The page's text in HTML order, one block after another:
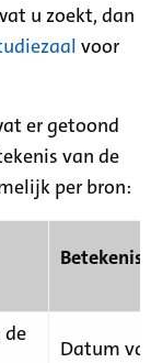
u zoekt, dan
voor
er getoond
van de
per bron:
de
Datum